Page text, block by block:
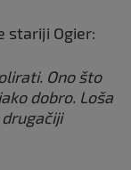
stariji Ogier:
Ono što
dobro. Loša